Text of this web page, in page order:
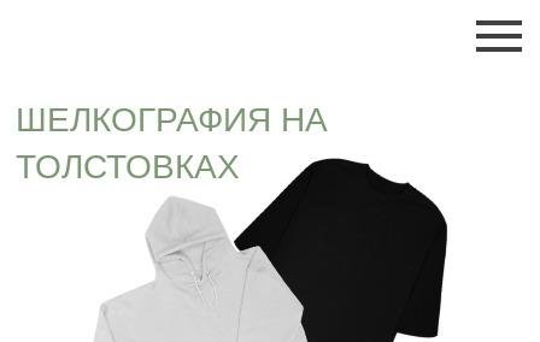
ШЕЛКОГРАФИЯ НА
ТОЛСТОВКАХ